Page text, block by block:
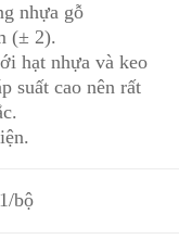
nhựa gỗ
(± 2).
hạt nhựa và keo
suất cao nên rất
bộ